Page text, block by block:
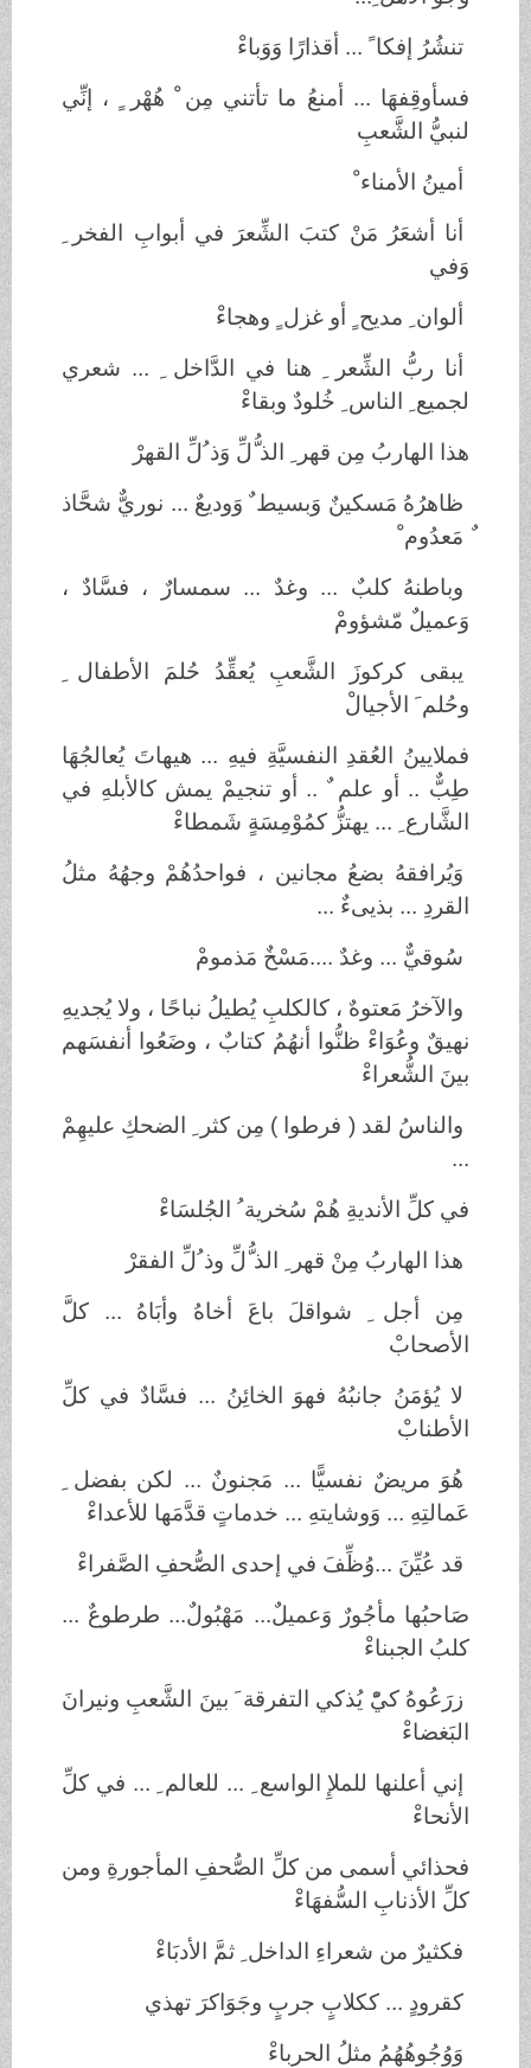
تنشُرُ إفكا ً ... أقذارًا وَوَباءْ
فسأوقِفهَا ... أمنعُ ما تأتني مِن ْ هُهْر ٍ ، إنِّي
لنبيُّ الشَّعبِ
أمينُ الأمناء ْ
أنا أشعَرُ مَنْ كتبَ الشِّعرَ في أبوابِ الفخر ِ
وَفي
ألوان ِ مديح ٍ أو غزل ٍ وهجاءْ
أنا ربُّ الشِّعر ِ هنا في الدَّاخل ِ ... شعري
لجميع ِ الناس ِ خُلودٌ وبقاءْ
هذا الهاربُ مِن قهر ِ الذ ُّلِّ وَذ ُلِّ القهرْ
ظاهرُهُ مَسكينٌ وَبسيط ٌ وَوديعٌ ... نوريٌّ شحَّاذ
ٌ مَعدُوم ْ
وباطنهُ كلبٌ ... وغدٌ ... سمسارٌ ، فسَّادٌ ،
وَعميلٌ مّشؤومْ
يبقى كركوزَ الشَّعبِ يُعقِّدُ حُلمَ الأطفال ِ
وحُلم َ الأجيالْ
فملايينُ العُقدِ النفسيَّةِ فيهِ ... هيهاتَ يُعالجُهَا
طِبٌّ .. أو علم ٌ .. أو تنجيمْ يمش كالأبلهِ في
الشَّارع ِ ... يهتزُّ كمُوْمِسَةٍ شَمطاءْ
وَيُرافقهُ بضعُ مجانين ، فواحدُهُمْ وجهُهُ مثلُ
القردِ ... بذيىءٌ ...
سُوقيٌّ ... وغدٌ ....مَسْخٌ مَذمومْ
والآخرُ مَعتوهٌ ، كالكلبِ يُطيلُ نباحًا ، ولا يُجديهِ
نهيقٌ وعُوَاءْ ظنُّوا أنهُمُ كتابٌ ، وضَعُوا أنفسَهم
بينَ الشُّعراءْ
والناسُ لقد ( فرطوا ) مِن كثر ِ الضحكِ عليهِمْ
في كلِّ الأنديةِ هُمْ سُخرية ُ الجُلسَاءْ
هذا الهاربُ مِنْ قهر ِ الذ ُّلِّ وذ ُلِّ الفقرْ
مِن أجل ِ شواقلَ باعَ أخاهُ وأبَاهُ ... كلَّ
الأصحابْ
لا يُؤمَنُ جانبُهُ فهوَ الخائِنُ ... فسَّادٌ في كلِّ
الأطنابْ
هُوَ مريضٌ نفسيًّا ... مَجنونٌ ... لكن بفضل ِ
عَمالتِهِ ... وَوشايتهِ ... خدماتٍ قدَّمَها للأعداءْ
قد عُيِّنَ ...وُظِّفَ في إحدى الصُّحفِ الصَّفراءْ
صَاحبُها مأجُورٌ وَعميلٌ... مَهْبُولٌ... طرطوعٌ ...
كلبُ الجبناءْ
زرَعُوهُ كيّْ يُذكي التفرقة َ بينَ الشَّعبِ ونيرانَ
البَغضاءْ
إني أعلنها للملإِ الواسع ِ ... للعالم ِ ... في كلِّ
الأنحاءْ
فحذائي أسمى من كلِّ الصُّحفِ المأجورةِ ومن
كلِّ الأذنابِ السُّفهَاءْ
فكثيرٌ من شعراءِ الداخل ِ ثمَّ الأدبَاءْ
كقرودٍ ... ككلابٍ جربٍ وجَوَاكرَ تهذي
وَوُجُوهُهُمُ مثلُ الحرباءْ